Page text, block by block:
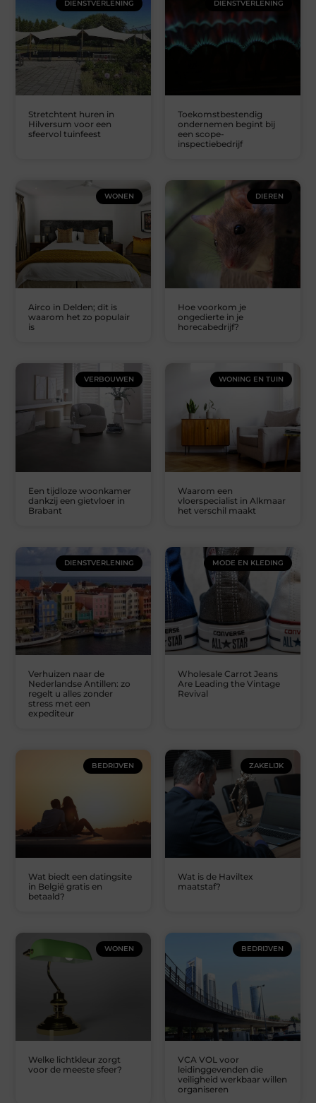
DIENSTVERLENING
Stretchtent huren in
Hilversum voor een
sfeervol tuinfeest
DIENSTVERLENING
Toekomstbestendig
ondernemen begint bij
een scope-
inspectiebedrijf
WONEN
Airco in Delden; dit is
waarom het zo populair
is
DIEREN
Hoe voorkom je
ongedierte in je
horecabedrijf?
VERBOUWEN
Een tijdloze woonkamer
dankzij een gietvloer in
Brabant
WONING EN TUIN
Waarom een
vloerspecialist in Alkmaar
het verschil maakt
DIENSTVERLENING
Verhuizen naar de
Nederlandse Antillen: zo
regelt u alles zonder
stress met een
expediteur
MODE EN KLEDING
Wholesale Carrot Jeans
Are Leading the Vintage
Revival
BEDRIJVEN
Wat biedt een datingsite
in België gratis en
betaald?
ZAKELIJK
Wat is de Haviltex
maatstaf?
WONEN
Welke lichtkleur zorgt
voor de meeste sfeer?
BEDRIJVEN
VCA VOL voor
leidinggevenden die
veiligheid werkbaar willen
organiseren